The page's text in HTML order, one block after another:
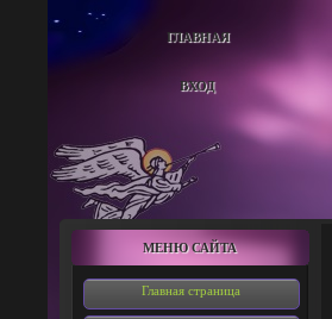
ГЛАВНАЯ
ВХОД
МЕНЮ САЙТА
Главная страница